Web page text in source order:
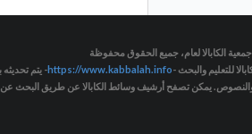
الكابالا لعام، جميع الحقوق محفوظة
للتعليم والبحث -https://www.kabbalah.info- يتم تحديثه
يمكن تصفح أرشيف وسائط الكابالا عن طريق البحث عن